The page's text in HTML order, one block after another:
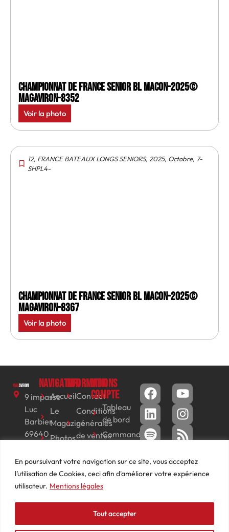
En poursuivant votre navigation sur ce site, vous acceptez
l’utilisation de Cookies, ceci afin d'améliorer votre expérience
utilisateur. Mentions légales
Tout accepter
Championnat de France senior BL Macon-2025©
MagAviron-8352
Voir la photo
12, FRANCE BATEAUX LONGS SENIORS, 2025, Octobre, 7-
SHPL4-
Championnat de France senior BL Macon-2025©
MagAviron-8367
Voir la photo
9 impasse
Luc
Barbier
69640
04
74
66
contact@mediasaviron.fr
Navigation
Accueil
Le
Magazine
Photos
Vidéos
Podcasts
Informations
Contact
Conditions
générales
de ventes
légales
Mon
compte
Tableau
de bord
Commandes
Adresses
Détails
du
compte